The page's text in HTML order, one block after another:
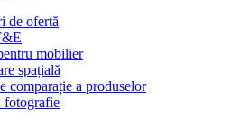
de ofertă
mobilier
spațială
comparație a produselor
fotografie